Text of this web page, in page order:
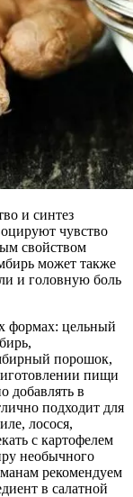
и синтез
чувство
свойством
может также
и головную боль
формах: цельный
порошок,
пищи
добавлять в
подходит для
лосося,
с картофелем
необычного
рекомендуем
в салатной